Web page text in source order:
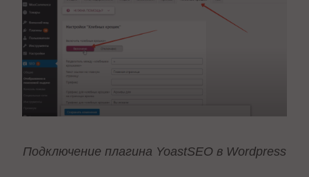
Подключение плагина YoastSEO в Wordpress